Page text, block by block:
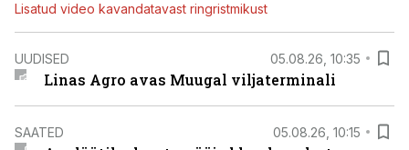
Lisatud video kavandatavast ringristmikust
UUDISED 05.08.26, 10:35
Linas Agro avas Muugal viljaterminali
SAATED 05.08.26, 10:15